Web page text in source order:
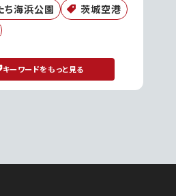
ち海浜公園
茨城空港
キーワードをもっと見る